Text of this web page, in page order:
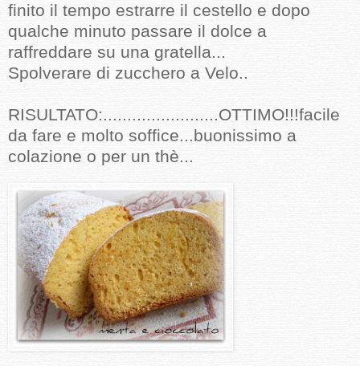
finito il tempo estrarre il cestello e dopo
qualche minuto passare il dolce a
raffreddare su una gratella...
Spolverare di zucchero a Velo..
RISULTATO:........................OTTIMO!!!facile
da fare e molto soffice...buonissimo a
colazione o per un thè...